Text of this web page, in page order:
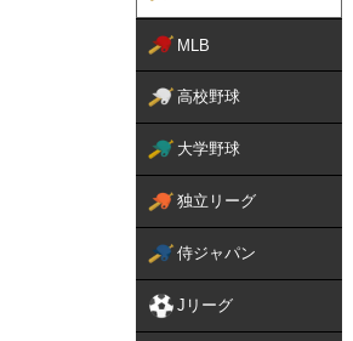
MLB
高校野球
大学野球
独立リーグ
侍ジャパン
Jリーグ